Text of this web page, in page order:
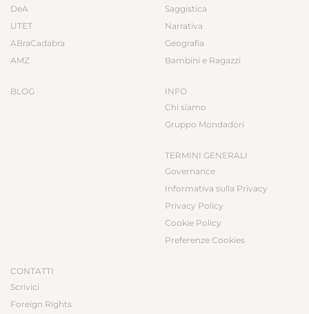
DeA
UTET
ABraCadabra
AMZ
BLOG
Saggistica
Narrativa
Geografia
Bambini e Ragazzi
INFO
Chi siamo
Gruppo Mondadori
TERMINI GENERALI
Governance
Informativa sulla Privacy
Privacy Policy
Cookie Policy
Preferenze Cookies
CONTATTI
Scrivici
Foreign Rights